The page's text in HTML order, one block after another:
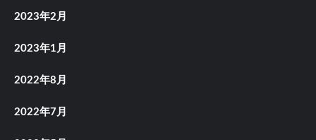
2023年2月
2023年1月
2022年8月
2022年7月